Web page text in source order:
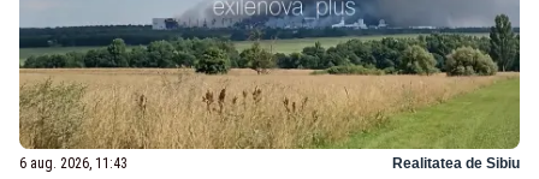
6 aug. 2026, 11:43 Realitatea de Sibiu